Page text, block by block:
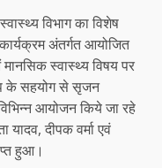
विभाग का विशेष
अंतर्गत आयोजित
मानसिक स्वास्थ्य विषय पर
के सहयोग से सृजन
आयोजन किये जा रहे
दीपक वर्मा एवं
हुआ।